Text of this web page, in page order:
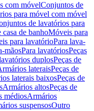
com móvelConjuntos de
para móvel com móvel
de lavatórios para
de banhoMóveis para
para lavatórioPara lava-
mãosPara lavatóriosPeças
duplosPeças de
lateraisPeças de
laterais baixosPeças de
Armários altosPeças de
médiosArmários
suspensosOutro